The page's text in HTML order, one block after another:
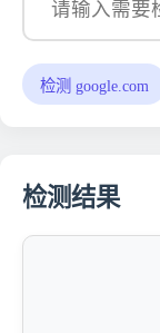
检测 google.com
检测结果